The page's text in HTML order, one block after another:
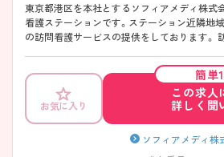
東京都港区を本社とするソフィアメディ株式
看護ステーションです。ステーション近隣地
の訪問看護サービスの提供をしております。 訪問看護の移動手段はスマ
軽減するなど全国的に取り組まれております。 年間休日は120日と多
ワークライフバランスのとりやすい環境です
OJT、実践の指導力、教育・研修マニュアルな
の方もしっかり学ぶことができます。配属に
ております。ご興味をお持ちの方にはさらに
で、お気軽にご相談ください。
お気に入り
簡単1
この求人
詳しく聞
ソフィアメディ